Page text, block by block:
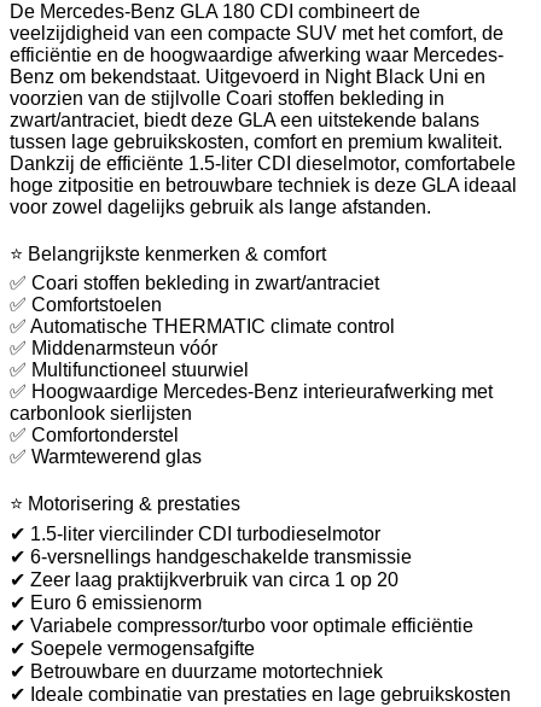
De Mercedes-Benz GLA 180 CDI combineert de
veelzijdigheid van een compacte SUV met het comfort, de
efficiëntie en de hoogwaardige afwerking waar Mercedes-
Benz om bekendstaat. Uitgevoerd in Night Black Uni en
voorzien van de stijlvolle Coari stoffen bekleding in
zwart/antraciet, biedt deze GLA een uitstekende balans
tussen lage gebruikskosten, comfort en premium kwaliteit.
Dankzij de efficiënte 1.5-liter CDI dieselmotor, comfortabele
hoge zitpositie en betrouwbare techniek is deze GLA ideaal
voor zowel dagelijks gebruik als lange afstanden.
⭐ Belangrijkste kenmerken & comfort
✅ Coari stoffen bekleding in zwart/antraciet
✅ Comfortstoelen
✅ Automatische THERMATIC climate control
✅ Middenarmsteun vóór
✅ Multifunctioneel stuurwiel
✅ Hoogwaardige Mercedes-Benz interieurafwerking met
carbonlook sierlijsten
✅ Comfortonderstel
✅ Warmtewerend glas
⭐ Motorisering & prestaties
✔ 1.5-liter viercilinder CDI turbodieselmotor
✔ 6-versnellings handgeschakelde transmissie
✔ Zeer laag praktijkverbruik van circa 1 op 20
✔ Euro 6 emissienorm
✔ Variabele compressor/turbo voor optimale efficiëntie
✔ Soepele vermogensafgifte
✔ Betrouwbare en duurzame motortechniek
✔ Ideale combinatie van prestaties en lage gebruikskosten